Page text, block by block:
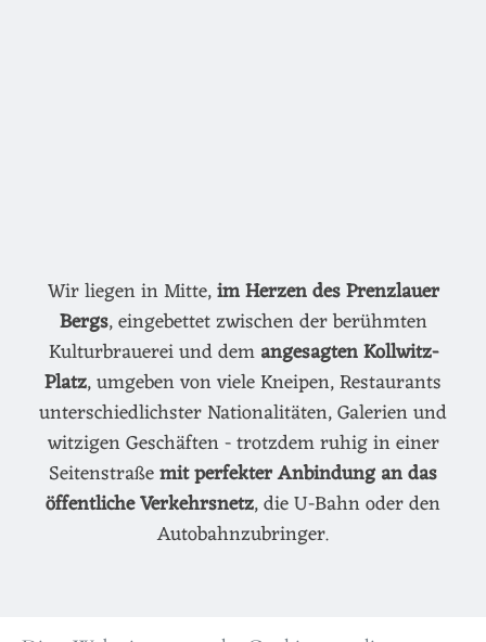
Wir liegen in Mitte,im Herzen des Prenzlauer
Bergs, eingebettet zwischen der berühmten
Kulturbrauerei und demangesagten Kollwitz-
Platz, umgeben von viele Kneipen, Restaurants
unterschiedlichster Nationalitäten, Galerien und
witzigen Geschäften - trotzdem ruhig in einer
Seitenstraßemit perfekter Anbindung an das
öffentliche Verkehrsnetz, die U-Bahn oder den
Autobahnzubringer.